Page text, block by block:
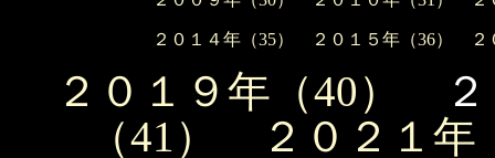
２０１４年（35） ２０１５年（36）
２０１９年（40）
２
（41）
２０２１年